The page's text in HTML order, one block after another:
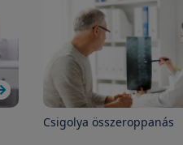
Csigolya összeroppanás